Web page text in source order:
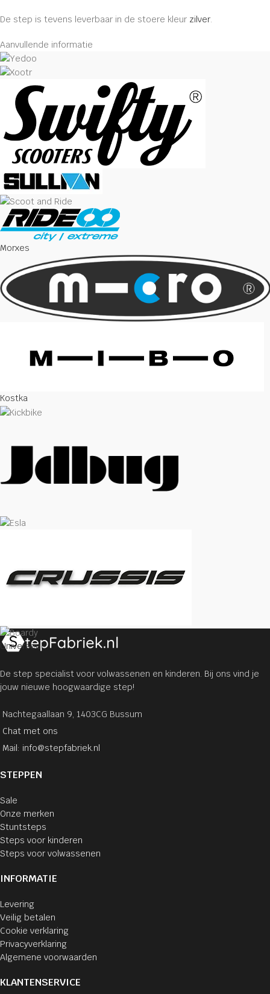
De step is tevens leverbaar in de stoere kleur zilver.
Aanvullende informatie
Morxes
Kostka
Universeel
De step specialist voor volwassenen en kinderen. Bij ons vind je
jouw nieuwe hoogwaardige step!
Nachtegaallaan 9, 1403CG Bussum
Chat met ons
Mail: info@stepfabriek.nl
STEPPEN
Sale
Onze merken
Stuntsteps
Steps voor kinderen
Steps voor volwassenen
INFORMATIE
Levering
Veilig betalen
Cookie verklaring
Privacyverklaring
Algemene voorwaarden
KLANTENSERVICE